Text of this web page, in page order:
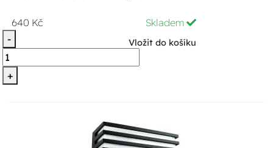
640 Kč
Skladem
-
+
Vložit do košíku